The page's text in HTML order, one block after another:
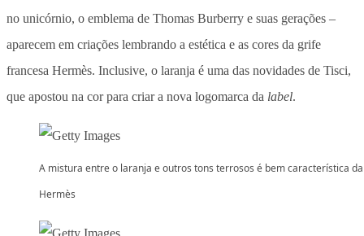
no unicórnio, o emblema de Thomas Burberry e suas gerações –
aparecem em criações lembrando a estética e as cores da grife
francesa Hermès. Inclusive, o laranja é uma das novidades de Tisci,
que apostou na cor para criar a nova logomarca da label.
A mistura entre o laranja e outros tons terrosos é bem característica da
Hermès